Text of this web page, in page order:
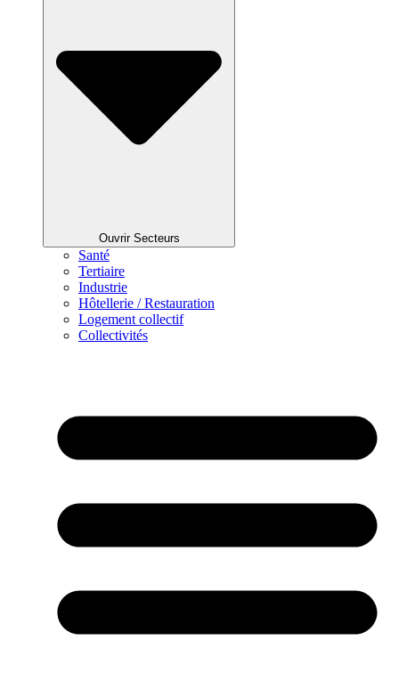
Ouvrir Secteurs
Santé
Tertiaire
Industrie
Hôtellerie / Restauration
Logement collectif
Collectivités